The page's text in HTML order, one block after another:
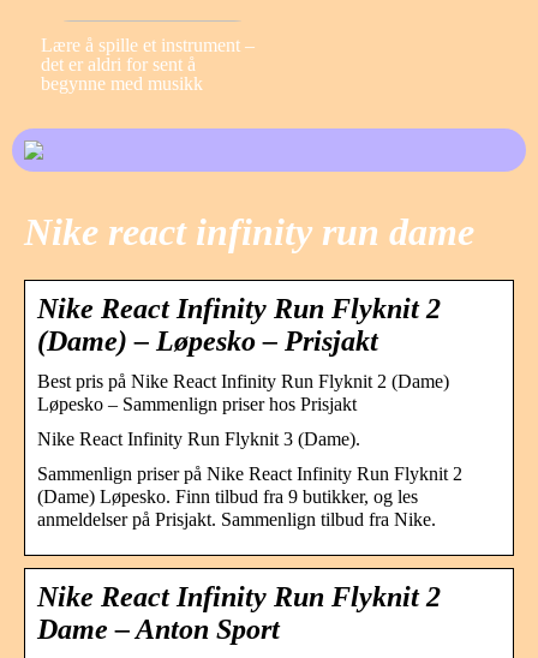
Lære å spille et instrument –
det er aldri for sent å
begynne med musikk
Nike react infinity run dame
Nike React Infinity Run Flyknit 2
(Dame) – Løpesko – Prisjakt
Best pris på Nike React Infinity Run Flyknit 2 (Dame)
Løpesko – Sammenlign priser hos Prisjakt
Nike React Infinity Run Flyknit 3 (Dame).
Sammenlign priser på Nike React Infinity Run Flyknit 2
(Dame) Løpesko. Finn tilbud fra 9 butikker, og les
anmeldelser på Prisjakt. Sammenlign tilbud fra Nike.
Nike React Infinity Run Flyknit 2
Dame – Anton Sport